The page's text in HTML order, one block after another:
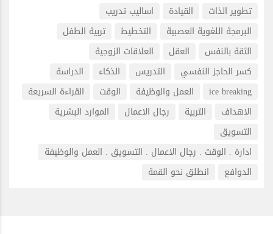
تطوير الذات
القيادة
اساليب تدريب
البرمجة اللغوية العصبية
التخطيط
تربية الطفل
الثقة بالنفس
العقل
العلاقات الزوجية
كسر الحاجز النفسي
التدريس الذكاء
الدراسة
ice breaking
العمل والوظيفة الوقت
القراءة السريعة
الاهداف
التربية رجال الاعمال
الموارد البشرية
التسويق
ادارة . الوقت . رجال الاعمال . التسويق . العمل والوظيفة
الدوافع
انطلق نحو القمة